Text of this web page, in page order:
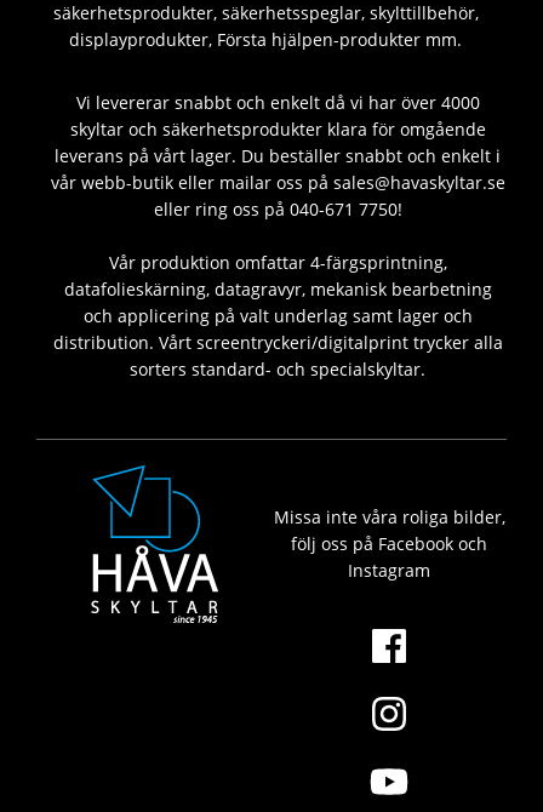
säkerhetsprodukter, säkerhetsspeglar, skylttillbehör,
displayprodukter, Första hjälpen-produkter mm.
Vi levererar snabbt och enkelt då vi har över 4000
skyltar och säkerhetsprodukter klara för omgående
leverans på vårt lager. Du beställer snabbt och enkelt i
vår webb-butik eller mailar oss på sales@havaskyltar.se
eller ring oss på 040-671 7750!
Vår produktion omfattar 4-färgsprintning,
datafolieskärning, datagravyr, mekanisk bearbetning
och applicering på valt underlag samt lager och
distribution. Vårt screentryckeri/digitalprint trycker alla
sorters standard- och specialskyltar.
Missa inte våra roliga bilder,
följ oss på Facebook och
Instagram